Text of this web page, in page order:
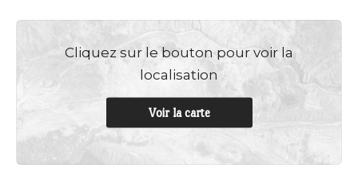
Cliquez sur le bouton pour voir la
localisation
Voir la carte